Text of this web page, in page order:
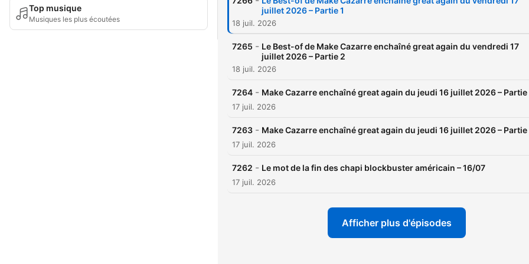
Top musique
Musiques les plus écoutées
juillet 2026 – Partie 1
18 juil. 2026
7265 - Le Best-of de Make Cazarre enchaîné great again du vendredi 17
juillet 2026 – Partie 2
18 juil. 2026
7264 - Make Cazarre enchaîné great again du jeudi 16 juillet 2026 – Partie
17 juil. 2026
7263 - Make Cazarre enchaîné great again du jeudi 16 juillet 2026 – Partie
17 juil. 2026
7262 - Le mot de la fin des chapi blockbuster américain – 16/07
17 juil. 2026
Afficher plus d'épisodes